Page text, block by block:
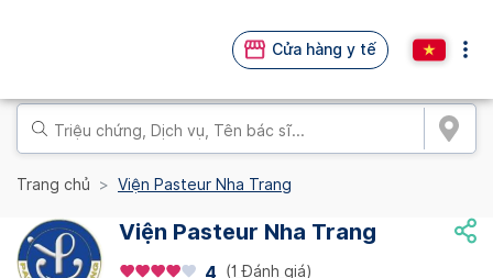
Cửa hàng y tế
Trang chủ Viện Pasteur Nha Trang
Viện Pasteur Nha Trang
4 (1 Đánh giá)